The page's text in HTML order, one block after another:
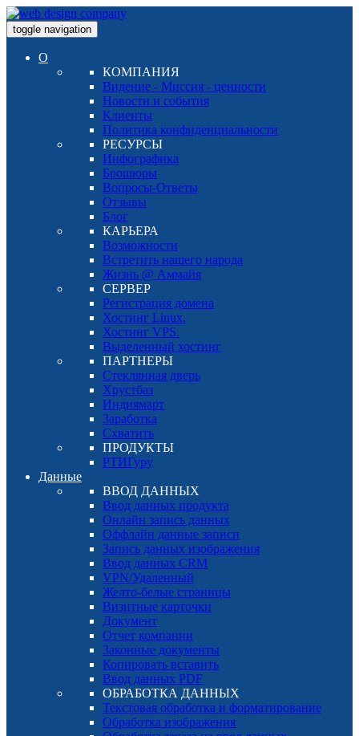
toggle navigation
О
КОМПАНИЯ
Видение - Миссия - ценности
Новости и события
Клиенты
Политика конфиденциальности
РЕСУРСЫ
Инфографика
Брошюры
Вопросы-Ответы
Отзывы
Блог
КАРЬЕРА
Возможности
Встретить нашего народа
Жизнь @ Аммайя
СЕРВЕР
Регистрация домена
Хостинг Linux.
Хостинг VPS.
Выделенный хостинг
ПАРТНЕРЫ
Стеклянная дверь
Хрустбаз
Индиямарт
Заработка
Схватить
ПРОДУКТЫ
РТИГуру
Данные
ВВОД ДАННЫХ
Ввод данных продукта
Онлайн запись данных
Оффлайн данные записи
Запись данных изображения
Ввод данных CRM
VPN/Удаленный
Желто-белые страницы
Визитные карточки
Документ
Отчет компании
Законные документы
Копировать вставить
Ввод данных PDF
ОБРАБОТКА ДАННЫХ
Текстовая обработка и форматирование
Обработка изображения